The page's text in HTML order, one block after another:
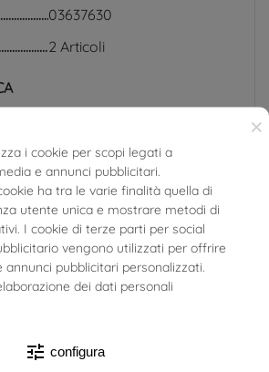
03637630
2 Articoli
1.40mm
1.40mm
Oro Rosa 18kt
×
i cookie per scopi legati a
e annunci pubblicitari.
ha tra le varie finalità quella di
utente unica e mostrare metodi di
I cookie di terze parti per social
vengono utilizzati per offrire
annunci pubblicitari personalizzati.
dei dati personali
tune configura